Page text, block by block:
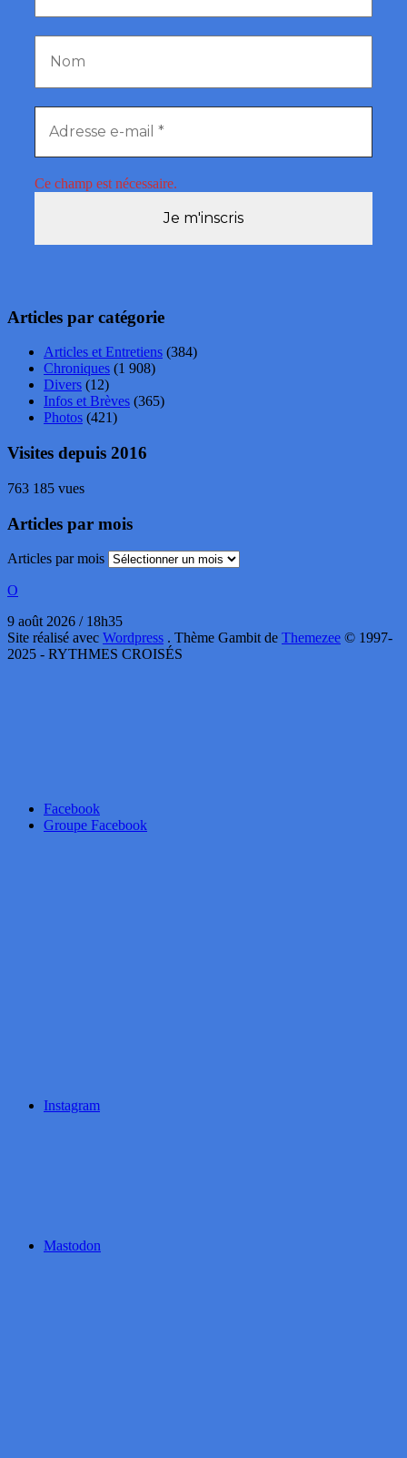
Ce champ est nécessaire.
Articles par catégorie
Articles et Entretiens (384)
Chroniques (1 908)
Divers (12)
Infos et Brèves (365)
Photos (421)
Visites depuis 2016
763 185 vues
Articles par mois
Articles par mois
O
9 août 2026 / 18h35
Site réalisé avec Wordpress . Thème Gambit de Themezee © 1997-
2025 - RYTHMES CROISÉS
Facebook
Groupe Facebook
Instagram
Mastodon